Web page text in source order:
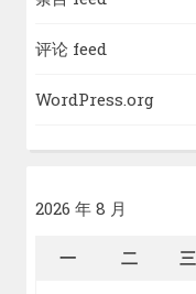
评论 feed
WordPress.org
2026 年 8 月
一 二 三